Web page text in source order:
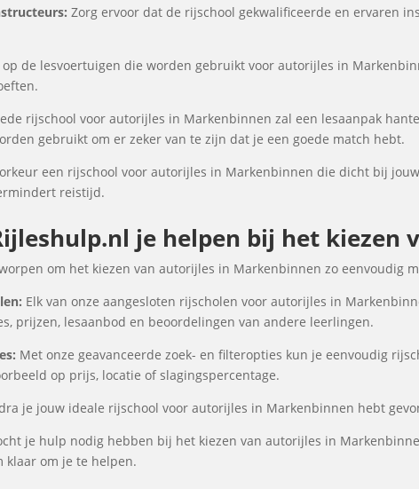
Zorg ervoor dat de rijschool gekwalificeerde en ervaren
op de lesvoertuigen die worden gebruikt voor autorijles in
rijschool voor autorijles in Markenbinnen zal een lesaanpak
gebruikt om er zeker van te zijn dat je een goede match hebt.
een rijschool voor autorijles in Markenbinnen die dicht bij
reistijd.
je helpen bij het
om het kiezen van autorijles in Markenbinnen zo eenvoudig
Elk van onze aangesloten rijscholen voor autorijles in
prijzen, lesaanbod en beoordelingen van andere leerlingen.
Met onze geavanceerde zoek- en filteropties kun je eenvoudig
op prijs, locatie of slagingspercentage.
je jouw ideale rijschool voor autorijles in Markenbinnen hebt
je hulp nodig hebben bij het kiezen van autorijles in
klaar om je te helpen.